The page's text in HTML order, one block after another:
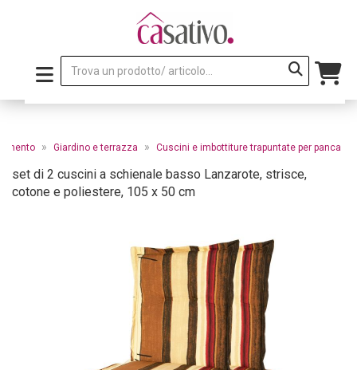
» Giardino e terrazza » Cuscini e imbottiture trapuntate per panca
set di 2 cuscini a schienale basso Lanzarote, strisce,
cotone e poliestere, 105 x 50 cm